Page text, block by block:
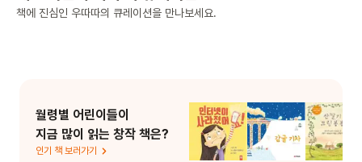
책에 진심인 우따따의 큐레이션을 만나보세요.
월령별 어린이들이
지금 많이 읽는 창작 책은?
인기 책 보러가기